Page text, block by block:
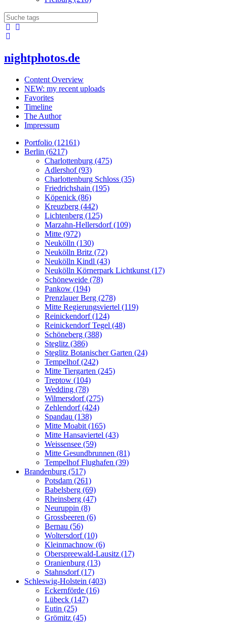
nightphotos.de
Content Overview
NEW: my recent uploads
Favorites
Timeline
The Author
Impressum
Portfolio (12161)
Berlin (6217)
Charlottenburg (475)
Adlershof (93)
Charlottenburg Schloss (35)
Friedrichshain (195)
Köpenick (86)
Kreuzberg (442)
Lichtenberg (125)
Marzahn-Hellersdorf (109)
Mitte (972)
Neukölln (130)
Neukölln Britz (72)
Neukölln Kindl (43)
Neukölln Körnerpark Lichtkunst (17)
Schöneweide (78)
Pankow (194)
Prenzlauer Berg (278)
Mitte Regierungsviertel (119)
Reinickendorf (124)
Reinickendorf Tegel (48)
Schöneberg (388)
Steglitz (386)
Steglitz Botanischer Garten (24)
Tempelhof (242)
Mitte Tiergarten (245)
Treptow (104)
Wedding (78)
Wilmersdorf (275)
Zehlendorf (424)
Spandau (138)
Mitte Moabit (165)
Mitte Hansaviertel (43)
Weissensee (59)
Mitte Gesundbrunnen (81)
Tempelhof Flughafen (39)
Brandenburg (517)
Potsdam (261)
Babelsberg (69)
Rheinsberg (47)
Neuruppin (8)
Grossbeeren (6)
Bernau (56)
Woltersdorf (10)
Kleinmachnow (6)
Oberspreewald-Lausitz (17)
Oranienburg (13)
Stahnsdorf (17)
Schleswig-Holstein (403)
Eckernförde (16)
Lübeck (147)
Eutin (25)
Grömitz (45)